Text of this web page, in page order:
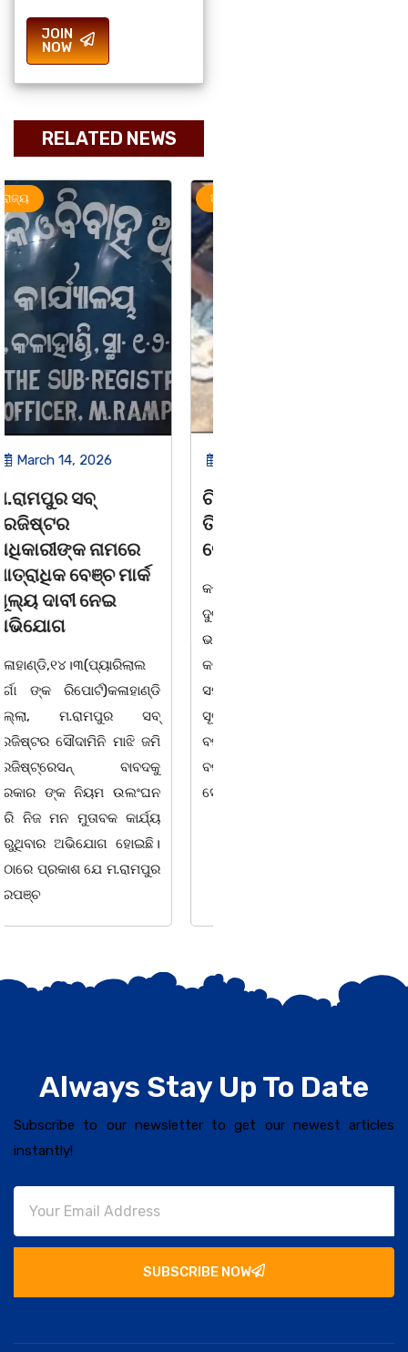
JOIN
NOW
RELATED NEWS
ଅପରାଧ
March 14, 2026
ଚିତାବାଘ ର ନଖ ଜବତ
ତିନି ଯୁବକ ଗିରଫ ଓ
କୋର୍ଟ ଚାଲାଣ
କଳାହାଣ୍ଡି,୧୪|୩(ପ୍ୟାରିଲାଲ
ଦୁର୍ଗା ଙ୍କ ରିପୋର୍ଟ):ବେଆଇନ
କରି ବ୍ୟବସାୟ ଚାଲୁଥିବା
ସମ୍ପର୍କରେ କୌଣସି ସୂତ୍ରରୁ
ସୂଚନା ପାଇ କଳାହାଣ୍ଡି ଉତ୍ତର
ବନଖଣ୍ଡ ଅଧୀନ କେଗାଁ ରେଞ୍ଜର
ବନ କର୍ମଚାରୀ ମାନେ ଗରଗାବ
ସେକ୍ସନ ଅଧୀନ କାନ୍ଦୁଲଝର
Always Stay Up To Date
Subscribe to our newsletter to get our newest articles
instantly!
SUBSCRIBE NOW